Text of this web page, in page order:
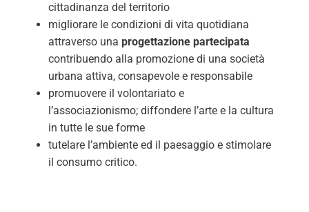
cittadinanza del territorio
migliorare le condizioni di vita quotidiana
attraverso una progettazione partecipata
contribuendo alla promozione di una società
urbana attiva, consapevole e responsabile
promuovere il volontariato e
l’associazionismo; diffondere l’arte e la cultura
in tutte le sue forme
tutelare l’ambiente ed il paesaggio e stimolare
il consumo critico.